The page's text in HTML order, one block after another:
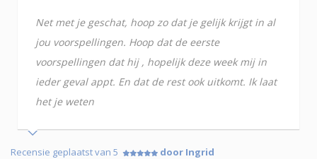
Net met je geschat, hoop zo dat je gelijk krijgt in al
jou voorspellingen. Hoop dat de eerste
voorspellingen dat hij , hopelijk deze week mij in
ieder geval appt. En dat de rest ook uitkomt. Ik laat
het je weten
Recensie geplaatst van 5
door Ingrid